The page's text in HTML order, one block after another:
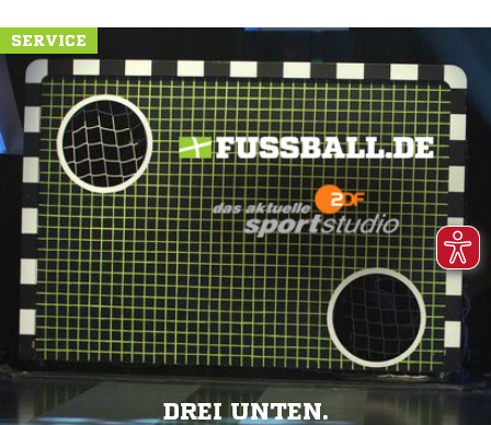
SERVICE
DREI UNTEN.